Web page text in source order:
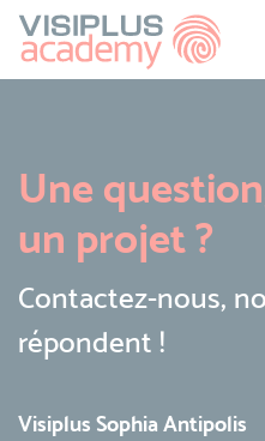
Une
un projet ?
Contactez-nous,
répondent !
Visiplus Sophia Antipolis